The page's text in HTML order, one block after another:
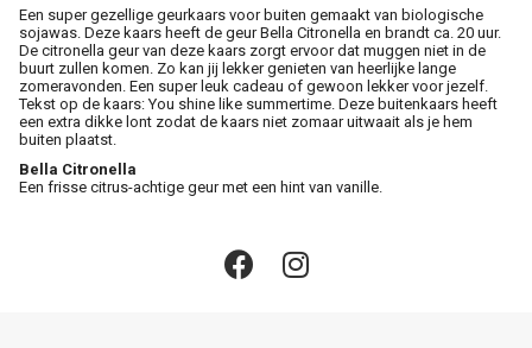
Een super gezellige geurkaars voor buiten gemaakt van biologische
sojawas. Deze kaars heeft de geur Bella Citronella en brandt ca. 20 uur.
De citronella geur van deze kaars zorgt ervoor dat muggen niet in de
buurt zullen komen. Zo kan jij lekker genieten van heerlijke lange
zomeravonden. Een super leuk cadeau of gewoon lekker voor jezelf.
Tekst op de kaars: You shine like summertime. Deze buitenkaars heeft
een extra dikke lont zodat de kaars niet zomaar uitwaait als je hem
buiten plaatst.
Bella Citronella
Een frisse citrus-achtige geur met een hint van vanille.